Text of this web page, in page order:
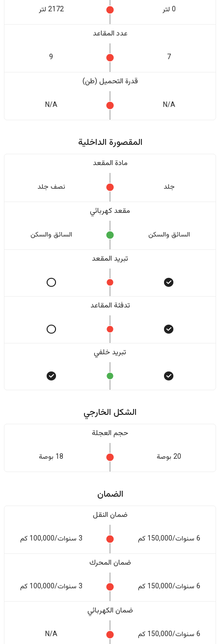
0 لتر 2172 لتر
عدد المقاعد
7
9
قدرة التحميل (طن)
N/A
N/A
المقصورة الداخلية
مادة المقعد
جلد نصف جلد
مقعد كهربائي
السائق والسکن السائق والسکن
تبريد المقعد
تدفئة المقاعد
تبريد خلفي
الشكل الخارجي
حجم العجلة
20 بوصة 18 بوصة
الضمان
ضمان النقل
6 سنوات/150,000 كم 3 سنوات/100,000 كم
ضمان المحرك
6 سنوات/150,000 كم 3 سنوات/100,000 كم
ضمان الكهربائي
6 سنوات/150,000 كم N/A